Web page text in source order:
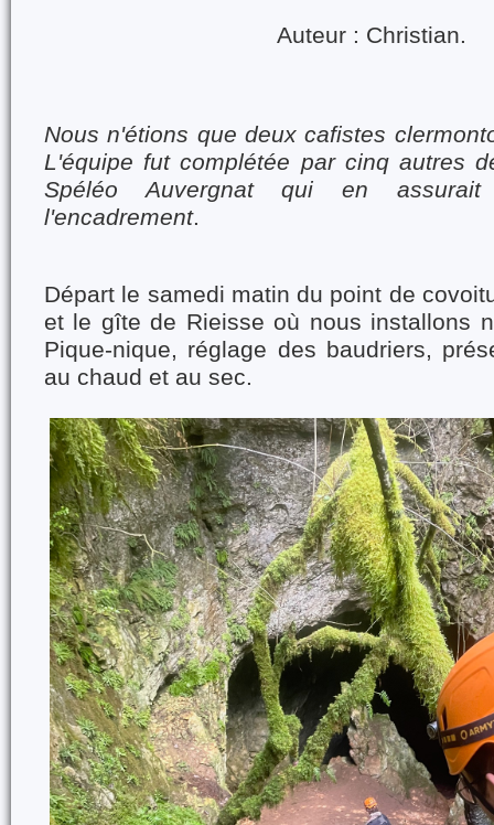
Auteur : Christian.
Nous n'étions que deux cafistes
L'équipe fut complétée par cinq autres
Spéléo Auvergnat qui en
l'encadrement.
Départ le samedi matin du point de
et le gîte de Rieisse où nous installons
Pique-nique, réglage des baudriers,
au chaud et au sec.